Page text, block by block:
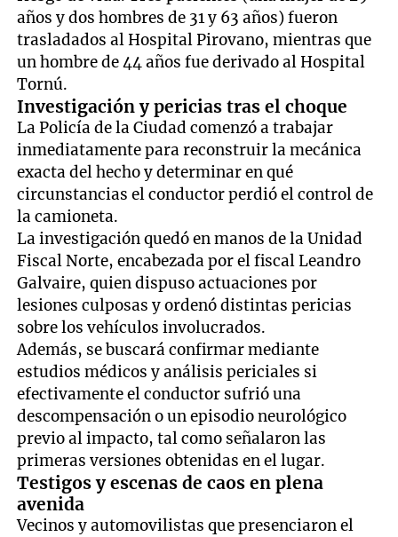
años y dos hombres de 31 y 63 años) fueron
trasladados al Hospital Pirovano, mientras que
un hombre de 44 años fue derivado al Hospital
Tornú.
Investigación y pericias tras el choque
La Policía de la Ciudad comenzó a trabajar
inmediatamente para reconstruir la mecánica
exacta del hecho y determinar en qué
circunstancias el conductor perdió el control de
la camioneta.
La investigación quedó en manos de la Unidad
Fiscal Norte, encabezada por el fiscal Leandro
Galvaire, quien dispuso actuaciones por
lesiones culposas y ordenó distintas pericias
sobre los vehículos involucrados.
Además, se buscará confirmar mediante
estudios médicos y análisis periciales si
efectivamente el conductor sufrió una
descompensación o un episodio neurológico
previo al impacto, tal como señalaron las
primeras versiones obtenidas en el lugar.
Testigos y escenas de caos en plena
avenida
Vecinos y automovilistas que presenciaron el